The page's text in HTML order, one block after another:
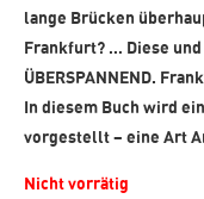
lange Brücken
Frankfurt? … Diese
ÜBERSPANNEND.
In diesem Buch wird
vorgestellt – eine Art
Nicht vorrätig